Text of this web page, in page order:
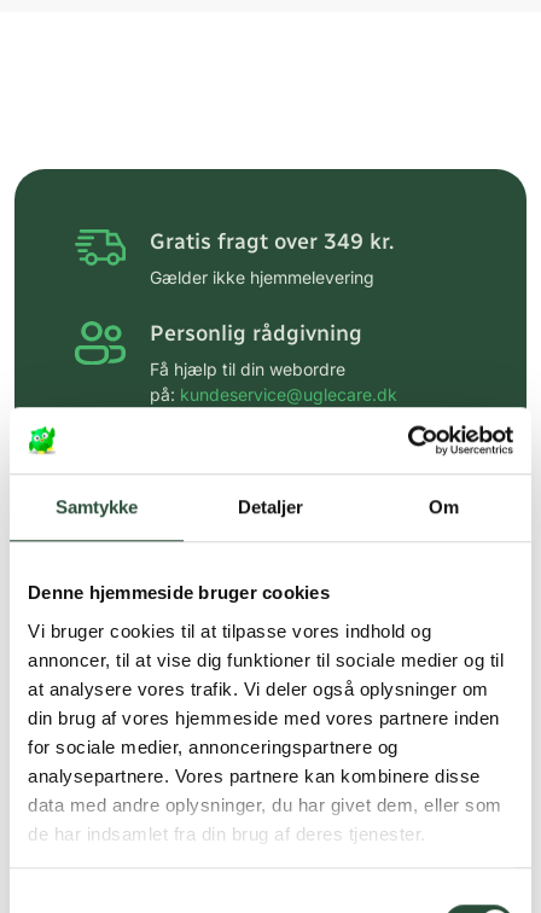
Samtykke Detaljer Om
Denne hjemmeside bruger cookies
Vi bruger cookies til at tilpasse vores indhold og
annoncer, til at vise dig funktioner til sociale medier og til
at analysere vores trafik. Vi deler også oplysninger om
din brug af vores hjemmeside med vores partnere inden
for sociale medier, annonceringspartnere og
analysepartnere. Vores partnere kan kombinere disse
data med andre oplysninger, du har givet dem, eller som
de har indsamlet fra din brug af deres tjenester.
Gratis fragt over 349 kr.
Gælder ikke hjemmelevering
Personlig rådgivning
Få hjælp til din webordre
på: kundeservice@uglecare.dk
Hurtig levering (30 min. i Kbh)
Faste lave priser*
Stort udvalg af kendte
produkter
Vi tilbyder et stort udvalg af kendte
cremer, vitaminer og andre spændende
produkter – altid til fast lav pris.
Læs mere om Uglecare.dk her